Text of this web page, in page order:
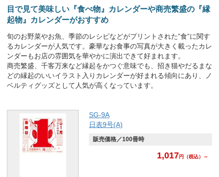
目で見て美味しい『食べ物』カレンダーや商売繁盛の『縁
起物』カレンダーがおすすめ
旬のお野菜やお魚、季節のレシピなどがプリントされた”食”に関す
るカレンダーが人気です。豪華なお食事の写真が大きく載ったカレ
ンダーもお店の雰囲気を華やかに演出できて好まれます。
商売繁盛、千客万来など縁起をかつぐ意味でも、招き猫やだるまな
どの縁起のいいイラスト入りカレンダーが好まれる傾向にあり、ノ
ベルティグッズとして人気が高くなっています。
SG-9A
日表9号(A)
販売価格／100冊時
1,017円 （税込）～